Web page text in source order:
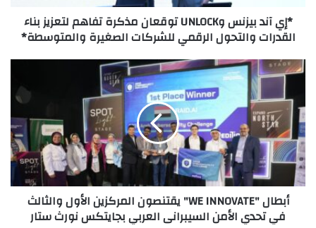
القدرات
والتحول
للشركات
الصغيرة
*إي آند بيزنس وUNLOCK توقعان مذكرة تفاهم لتعزيز بناء
القدرات والتحول الرقمي للشركات الصغيرة والمتوسطة*
أبطال
INNOVATE"
يقتنصون
المركزين
الأول
والثالث
في
تحدي
الأمن
السيبرانى
أبطال "WE INNOVATE" يقتنصون المركزين الأول والثالث
في تحدي الأمن السيبرانى العربي بجايتكس نورث ستار